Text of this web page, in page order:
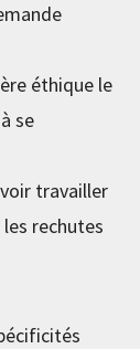
éthique le
se
travailler
rechutes